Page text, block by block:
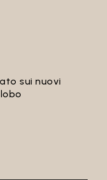
sui nuovi